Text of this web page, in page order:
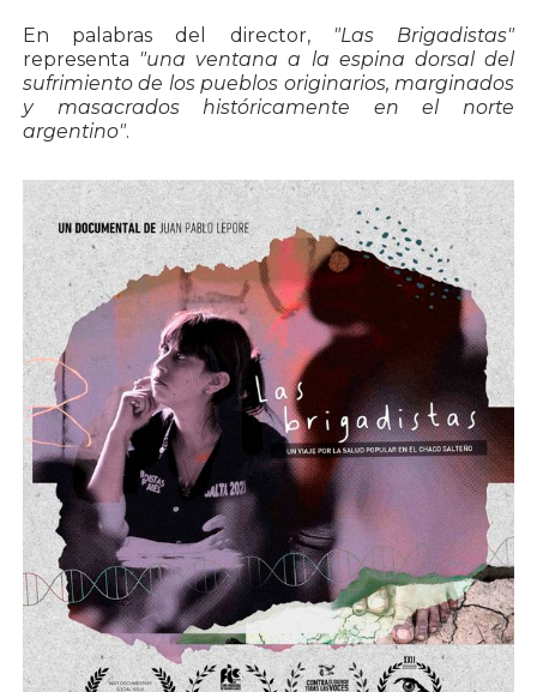
En palabras del director,"Las Brigadistas"
representa "una ventana a la espina dorsal del
sufrimiento de los pueblos originarios, marginados
y masacrados históricamente en el norte
argentino".